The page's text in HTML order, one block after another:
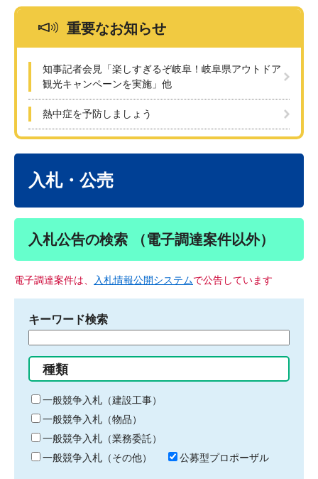
重要なお知らせ
知事記者会見「楽しすぎるぞ岐阜！岐阜県アウトドア
観光キャンペーンを実施」他
熱中症を予防しましょう
入札・公売
入札公告の検索 （電子調達案件以外）
電子調達案件は、 入札情報公開システムで公告しています
キーワード検索
る
キ
ー
ワ
ー
ド
種類
一般競争入札（建設工事）
一般競争入札（物品）
一般競争入札（業務委託）
一般競争入札（その他）
公募型プロポーザル